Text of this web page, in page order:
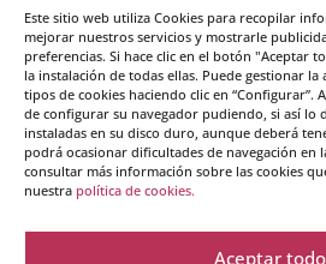
Este sitio web utiliza Cookies para recopilar
mejorar nuestros servicios y mostrarle
preferencias. Si hace clic en el botón "Aceptar
la instalación de todas ellas. Puede gestionar
tipos de cookies haciendo clic en “Configurar”.
de configurar su navegador pudiendo, si así lo
instaladas en su disco duro, aunque deberá
podrá ocasionar dificultades de navegación en
consultar más información sobre las cookies
nuestra política de cookies.
Aceptar todo
Guarda mi nombre, correo
este navegador para la próxima